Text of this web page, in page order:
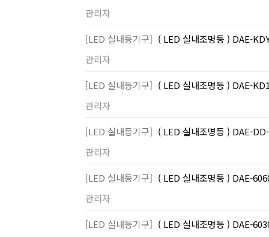
관리자
[LED 실내등기구] ( LED 실내조명등 ) DAE-
관리자
[LED 실내등기구] ( LED 실내조명등 ) DAE-
관리자
[LED 실내등기구] ( LED 실내조명등 ) DAE-
관리자
[LED 실내등기구] ( LED 실내조명등 ) DAE-
관리자
[LED 실내등기구] ( LED 실내조명등 ) DAE-